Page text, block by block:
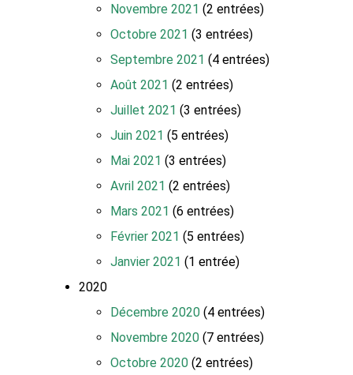
Novembre 2021 (2 entrées)
Octobre 2021 (3 entrées)
Septembre 2021 (4 entrées)
Août 2021 (2 entrées)
Juillet 2021 (3 entrées)
Juin 2021 (5 entrées)
Mai 2021 (3 entrées)
Avril 2021 (2 entrées)
Mars 2021 (6 entrées)
Février 2021 (5 entrées)
Janvier 2021 (1 entrée)
2020
Décembre 2020 (4 entrées)
Novembre 2020 (7 entrées)
Octobre 2020 (2 entrées)